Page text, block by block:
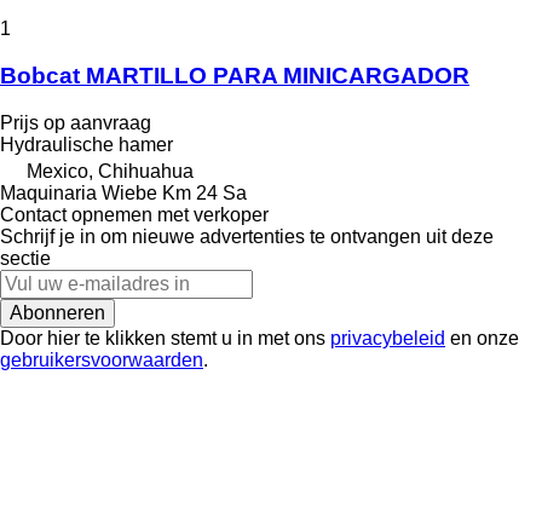
1
Bobcat MARTILLO PARA MINICARGADOR
Prijs op aanvraag
Hydraulische hamer
Mexico, Chihuahua
Maquinaria Wiebe Km 24 Sa
Contact opnemen met verkoper
Schrijf je in om nieuwe advertenties te ontvangen uit deze
sectie
Abonneren
Door hier te klikken stemt u in met ons privacybeleid en onze
gebruikersvoorwaarden.